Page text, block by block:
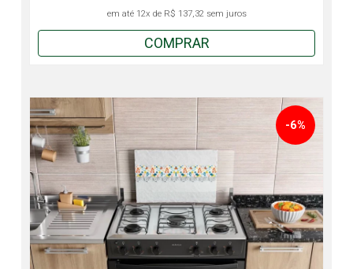
em até 12x de R$ 137,32sem juros
COMPRAR
-6%